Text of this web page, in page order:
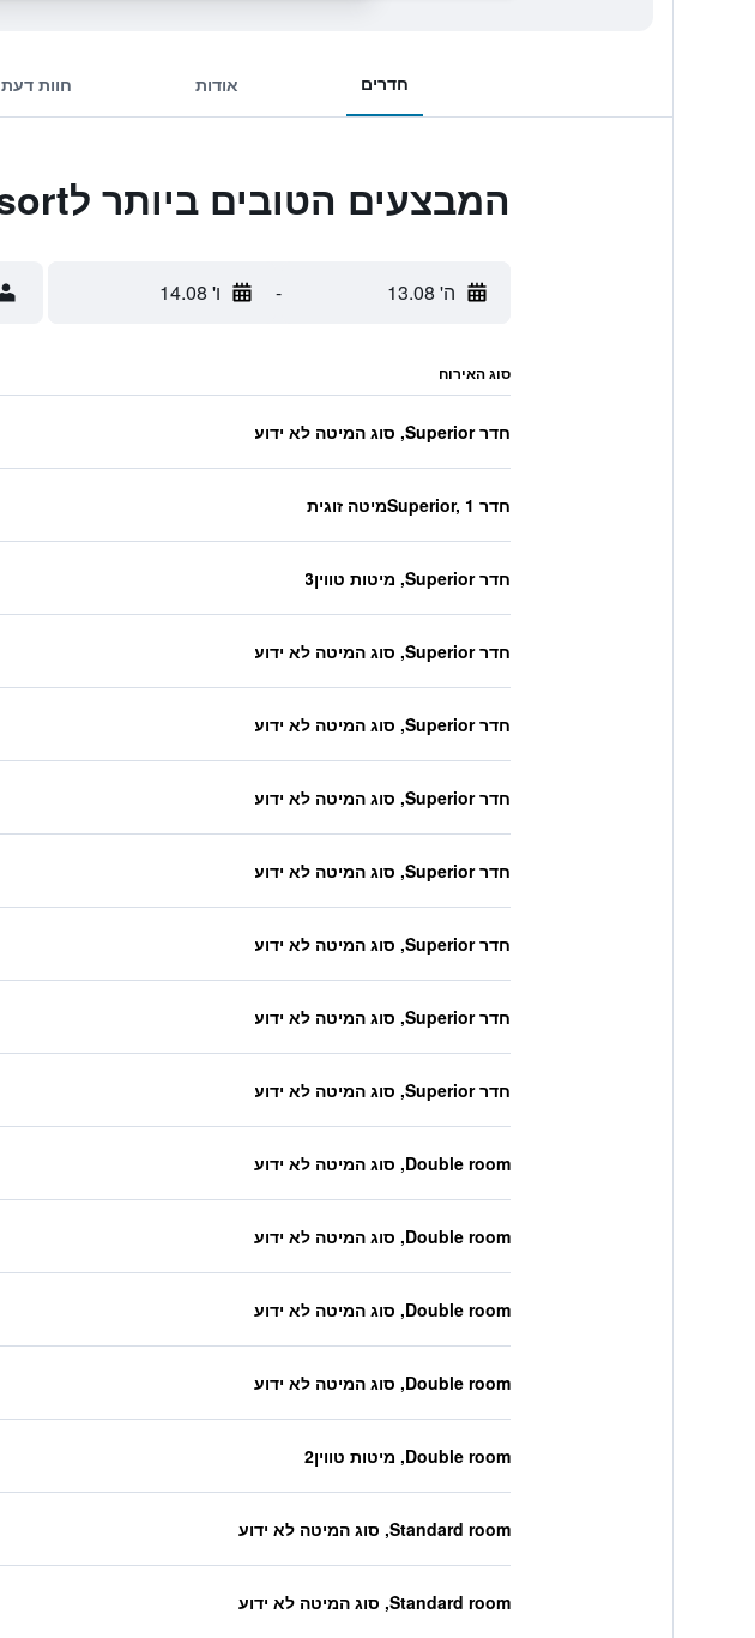
חדרים אודות חוות דעת
המבצעים הטובים ביותר לAnnabelle Beach Resort
ה' 13.08 - ו' 14.08
סוג האירוח
חדר Superior, סוג המיטה לא ידוע
חדר Superior, 1מיטה זוגית
חדר Superior, מיטות טווין3
חדר Superior, סוג המיטה לא ידוע
חדר Superior, סוג המיטה לא ידוע
חדר Superior, סוג המיטה לא ידוע
חדר Superior, סוג המיטה לא ידוע
חדר Superior, סוג המיטה לא ידוע
חדר Superior, סוג המיטה לא ידוע
חדר Superior, סוג המיטה לא ידוע
Double room, סוג המיטה לא ידוע
Double room, סוג המיטה לא ידוע
Double room, סוג המיטה לא ידוע
Double room, סוג המיטה לא ידוע
Double room, מיטות טווין2
Standard room, סוג המיטה לא ידוע
Standard room, סוג המיטה לא ידוע